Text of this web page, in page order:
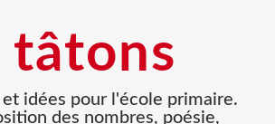
tâtons
et idées pour l'école primaire.
des nombres, poésie,